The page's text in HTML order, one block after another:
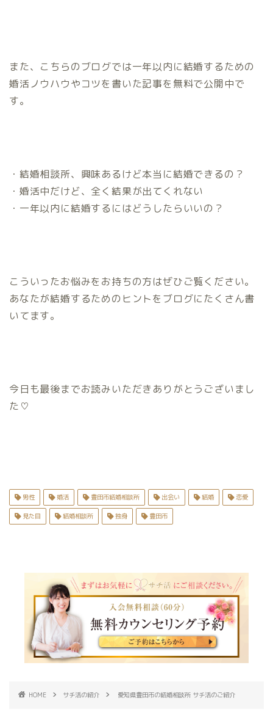
また、こちらのブログでは一年以内に結婚するための
婚活ノウハウやコツを書いた記事を無料で公開中で
す。
・結婚相談所、興味あるけど本当に結婚できるの？
・婚活中だけど、全く結果が出てくれない
・一年以内に結婚するにはどうしたらいいの？
こういったお悩みをお持ちの方はぜひご覧ください。
あなたが結婚するためのヒントをブログにたくさん書
いてます。
今日も最後までお読みいただきありがとうございまし
た♡
男性 婚活 豊田市結婚相談所 出会い 結婚 恋愛
見た目 結婚相談所 独身 豊田市
HOME サチ活の紹介 愛知県豊田市の結婚相談所 サチ活のご紹介